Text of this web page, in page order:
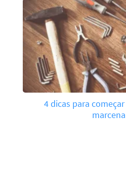
4 dicas para